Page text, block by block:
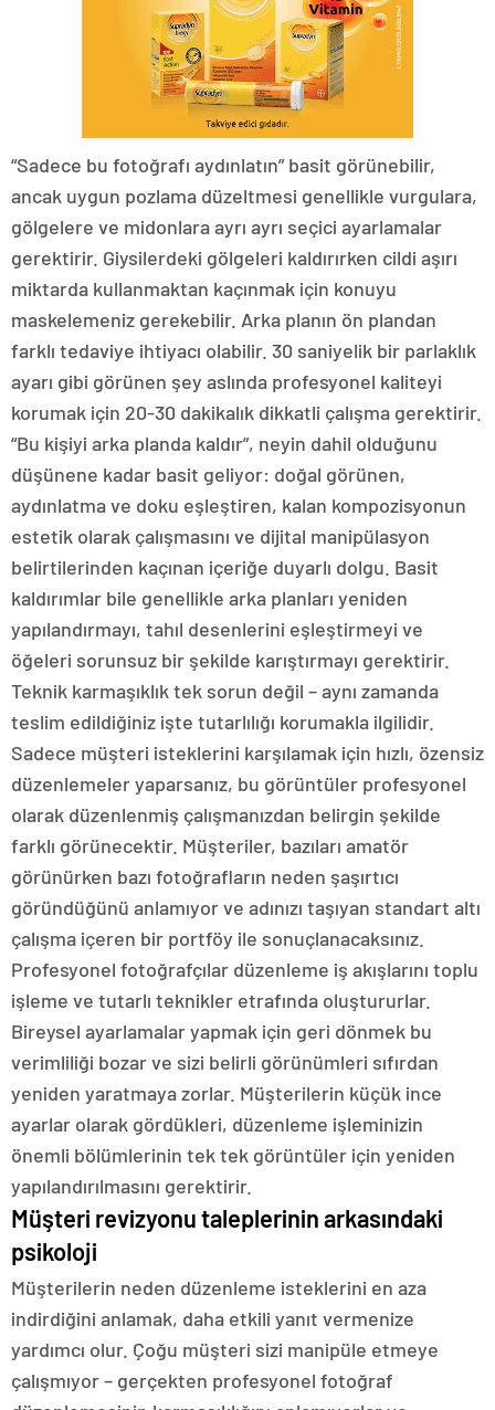
“Sadece bu fotoğrafı aydınlatın” basit görünebilir,
ancak uygun pozlama düzeltmesi genellikle vurgulara,
gölgelere ve midonlara ayrı ayrı seçici ayarlamalar
gerektirir. Giysilerdeki gölgeleri kaldırırken cildi aşırı
miktarda kullanmaktan kaçınmak için konuyu
maskelemeniz gerekebilir. Arka planın ön plandan
farklı tedaviye ihtiyacı olabilir. 30 saniyelik bir parlaklık
ayarı gibi görünen şey aslında profesyonel kaliteyi
korumak için 20-30 dakikalık dikkatli çalışma gerektirir.
“Bu kişiyi arka planda kaldır”, neyin dahil olduğunu
düşünene kadar basit geliyor: doğal görünen,
aydınlatma ve doku eşleştiren, kalan kompozisyonun
estetik olarak çalışmasını ve dijital manipülasyon
belirtilerinden kaçınan içeriğe duyarlı dolgu. Basit
kaldırımlar bile genellikle arka planları yeniden
yapılandırmayı, tahıl desenlerini eşleştirmeyi ve
öğeleri sorunsuz bir şekilde karıştırmayı gerektirir.
Teknik karmaşıklık tek sorun değil – aynı zamanda
teslim edildiğiniz işte tutarlılığı korumakla ilgilidir.
Sadece müşteri isteklerini karşılamak için hızlı, özensiz
düzenlemeler yaparsanız, bu görüntüler profesyonel
olarak düzenlenmiş çalışmanızdan belirgin şekilde
farklı görünecektir. Müşteriler, bazıları amatör
görünürken bazı fotoğrafların neden şaşırtıcı
göründüğünü anlamıyor ve adınızı taşıyan standart altı
çalışma içeren bir portföy ile sonuçlanacaksınız.
Profesyonel fotoğrafçılar düzenleme iş akışlarını toplu
işleme ve tutarlı teknikler etrafında oluştururlar.
Bireysel ayarlamalar yapmak için geri dönmek bu
verimliliği bozar ve sizi belirli görünümleri sıfırdan
yeniden yaratmaya zorlar. Müşterilerin küçük ince
ayarlar olarak gördükleri, düzenleme işleminizin
önemli bölümlerinin tek tek görüntüler için yeniden
yapılandırılmasını gerektirir.
Müşteri revizyonu taleplerinin arkasındaki
psikoloji
Müşterilerin neden düzenleme isteklerini en aza
indirdiğini anlamak, daha etkili yanıt vermenize
yardımcı olur. Çoğu müşteri sizi manipüle etmeye
çalışmıyor – gerçekten profesyonel fotoğraf